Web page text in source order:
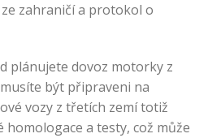
zahraničí a protokol o
plánujete dovoz motorky z
být připraveni na
vozy z třetích zemí totiž
homologace a testy, což může